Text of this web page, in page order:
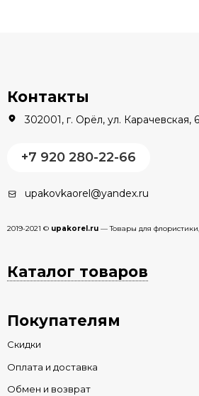
Контакты
302001, г. Орёл, ул. Карачевская,
+7 920 280-22-66
upakovkaorel@yandex.ru
2019-2021 © upakorel.ru — Товары для
Каталог товаров
Покупателям
Скидки
Оплата и доставка
Обмен и возврат